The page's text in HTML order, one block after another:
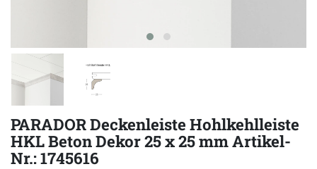
PARADOR Deckenleiste Hohlkehlleiste
HKL Beton Dekor 25 x 25 mm Artikel-
Nr.: 1745616